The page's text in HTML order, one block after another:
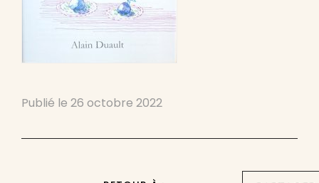
Publié le 26 octobre 2022